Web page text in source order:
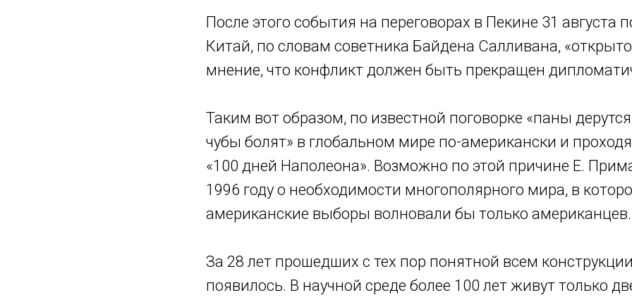
После этого события на переговорах в Пекине 31 августа
Китай, по словам советника Байдена Салливана,
мнение, что конфликт должен быть прекращен
Таким вот образом, по известной поговорке «паны
чубы болят» в глобальном мире по-американски и
«100 дней Наполеона». Возможно по этой причине Е.
1996 году о необходимости многополярного мира, в
американские выборы волновали бы только американцев.
За 28 лет прошедших с тех пор понятной всем
появилось. В научной среде более 100 лет живут только